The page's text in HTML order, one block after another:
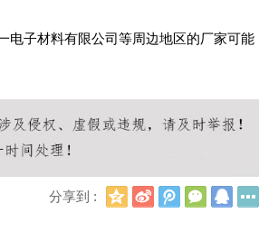
电子材料有限公司等周边地区的厂家可能
分享到 :
Q
新
浪
腾
讯
微
信
Q